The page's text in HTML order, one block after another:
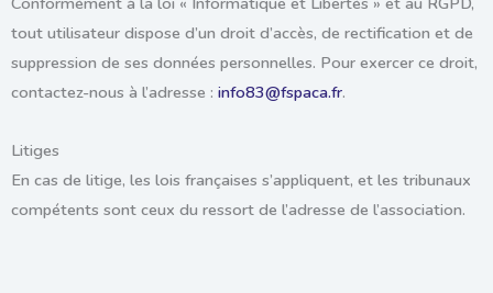
tout utilisateur dispose d’un droit d’accès, de rectification et de
suppression de ses données personnelles. Pour exercer ce droit,
contactez-nous à l’adresse : info83@fspaca.fr.
Litiges
En cas de litige, les lois françaises s’appliquent, et les tribunaux
compétents sont ceux du ressort de l’adresse de l’association.